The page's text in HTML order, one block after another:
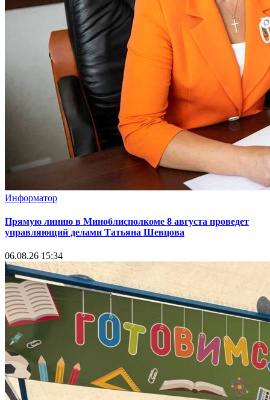
Информатор
Прямую линию в Миноблисполкоме 8 августа проведет
управляющий делами Татьяна Шевцова
06.08.26 15:34